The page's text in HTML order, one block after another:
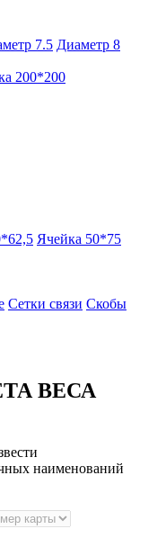
7.5 Диаметр 8
200*200
Ячейка 50*75
Сетки связи Скобы
ВЕСА
наименований